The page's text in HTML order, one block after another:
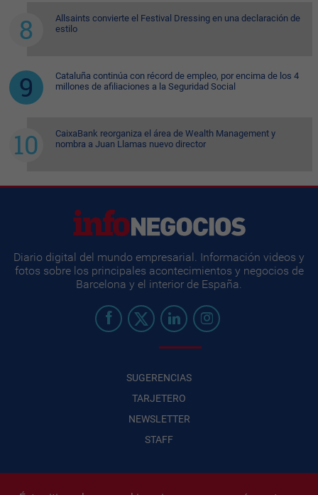
Allsaints convierte el Festival Dressing en una declaración de
estilo
Cataluña continúa con récord de empleo, por encima de los 4
millones de afiliaciones a la Seguridad Social
CaixaBank reorganiza el área de Wealth Management y
nombra a Juan Llamas nuevo director
Diario digital del mundo empresarial. Información videos y
fotos sobre los principales acontecimientos y negocios de
Barcelona y el interior de España.
SUGERENCIAS
TARJETERO
NEWSLETTER
STAFF